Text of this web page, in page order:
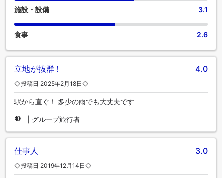
施設・設備 3.1
食事 2.6
立地が抜群！ 4.0
◇投稿日 2025年2月18日◇
駅から直ぐ！ 多少の雨でも大丈夫です
グループ旅行者
仕事人 3.0
◇投稿日 2019年12月14日◇